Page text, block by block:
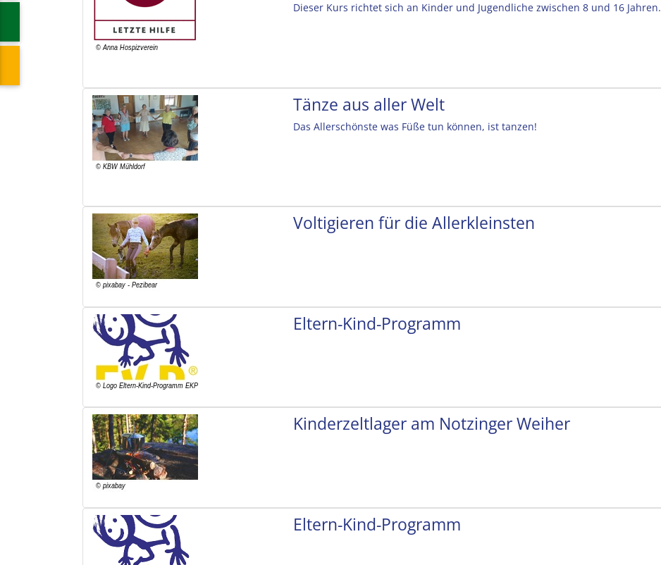
Dieser Kurs richtet sich an Kinder und Jugendliche zwischen 8 und 16 Jahren.
Tänze aus aller Welt
Das Allerschönste was Füße tun können, ist tanzen!
Voltigieren für die Allerkleinsten
Eltern-Kind-Programm
Kinderzeltlager am Notzinger Weiher
Eltern-Kind-Programm